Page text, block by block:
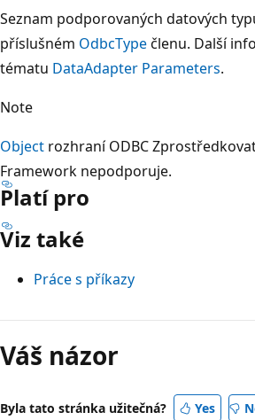
Seznam podporovaných datových
příslušném OdbcTypečlenu. Další
tématu DataAdapter Parameters.
Note
Object rozhraní ODBC
Framework nepodporuje.
Platí pro
Viz také
Práce s příkazy
Režim
čtení
zakázán
Váš názor
Byla tato stránka užitečná? Yes